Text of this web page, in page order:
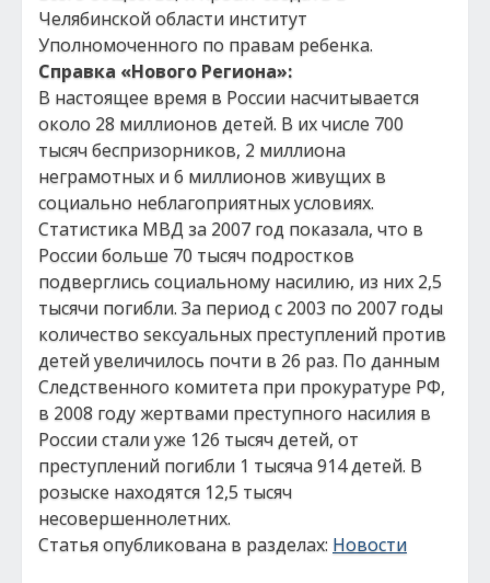
Челябинской области институт
Уполномоченного по правам ребенка.
Справка «Нового Региона»:
В настоящее время в России насчитывается
около 28 миллионов детей. В их числе 700
тысяч беспризорников, 2 миллиона
неграмотных и 6 миллионов живущих в
социально неблагоприятных условиях.
Статистика МВД за 2007 год показала, что в
России больше 70 тысяч подростков
подверглись социальному насилию, из них 2,5
тысячи погибли. За период с 2003 по 2007 годы
количество sексуальных преступлений против
детей увеличилось почти в 26 раз. По данным
Следственного комитета при прокуратуре РФ,
в 2008 году жертвами преступного насилия в
России стали уже 126 тысяч детей, от
преступлений погибли 1 тысяча 914 детей. В
розыске находятся 12,5 тысяч
несовершеннолетних.
Статья опубликована в разделах: Новости